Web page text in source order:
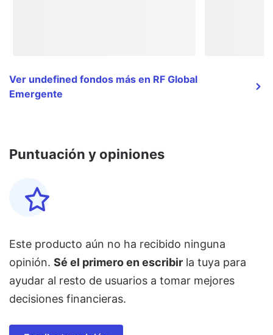
Ver undefined fondos más en RF Global
Emergente
Puntuación y opiniones
Este producto aún no ha recibido ninguna
opinión. Sé el primero en escribir la tuya para
ayudar al resto de usuarios a tomar mejores
decisiones financieras.